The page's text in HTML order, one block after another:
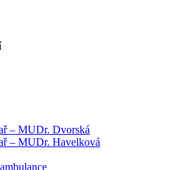
– MUDr. Dvorská
– MUDr. Havelková